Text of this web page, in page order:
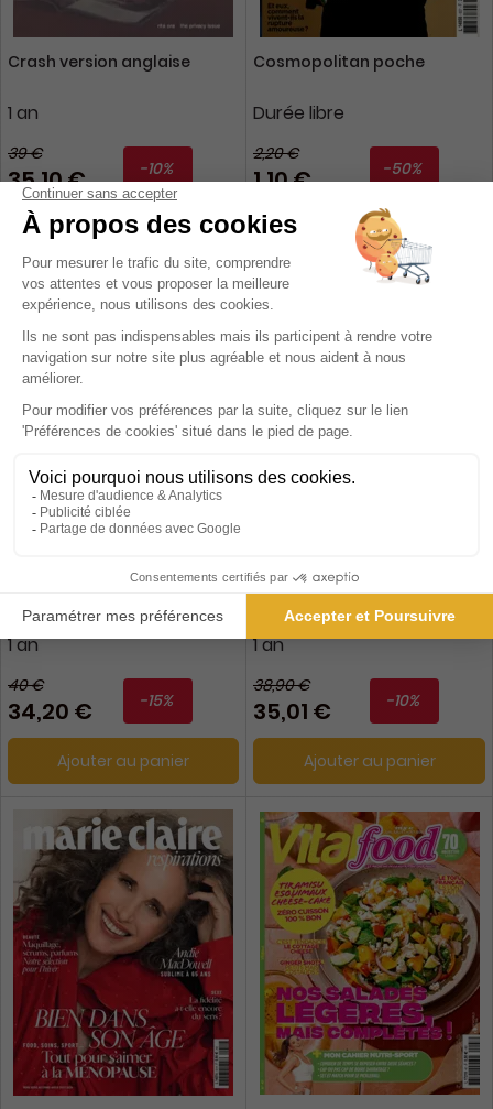
Crash version anglaise
1 an
39 €
35,10 € -10%
Ajouter au panier
Cosmopolitan poche
Durée libre
2,20 €
1,10 € -50%
Ajouter au panier
1 an
40 €
34,20 € -15%
Ajouter au panier
Fresh Mag Paris
1 an
38,90 €
35,01 € -10%
Ajouter au panier